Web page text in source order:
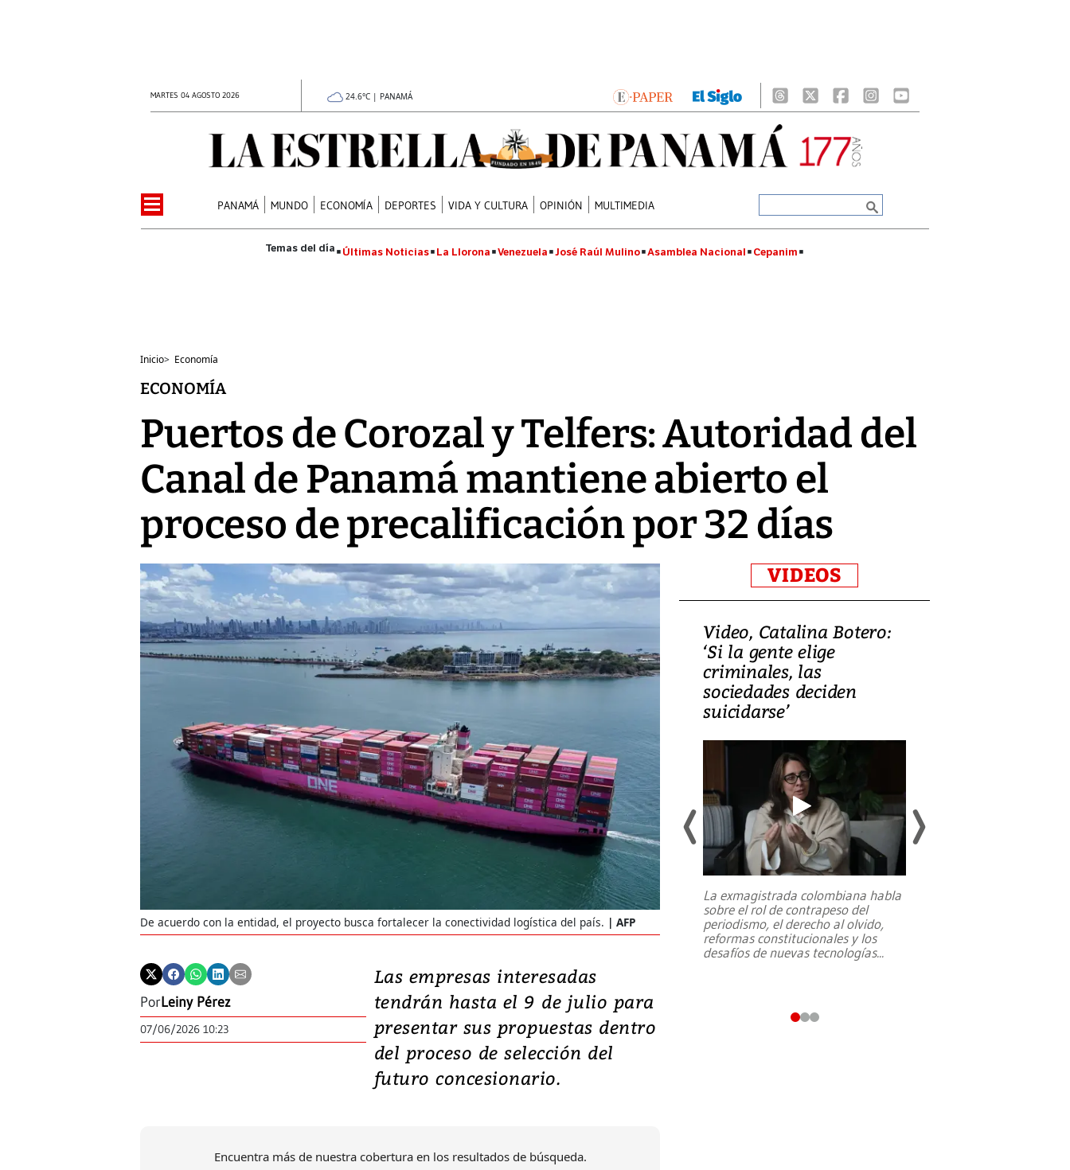
MARTES 04 AGOSTO 2026 24.6°C | PANAMÁ
PANAMÁ MUNDO ECONOMÍA DEPORTES VIDA Y CULTURA OPINIÓN MULTIMEDIA
Últimas Noticias La Llorona Venezuela José Raúl Mulino Asamblea Nacional Cepanim
Inicio> Economía
ECONOMÍA
Puertos de Corozal y Telfers: Autoridad del
Canal de Panamá mantiene abierto el
proceso de precalificación por 32 días
De acuerdo con la entidad, el proyecto busca fortalecer la conectividad logística del país. AFP
PorLeiny Pérez
07/06/2026 10:23
Las empresas interesadas
tendrán hasta el 9 de julio para
presentar sus propuestas dentro
del proceso de selección del
futuro concesionario.
Encuentra más de nuestra cobertura en los resultados de búsqueda.
VIDEOS
Video, Japón: Terremoto
deja heridos y graves
daños en Kumamoto
Un fuerte terremoto de magnitud
7,1 se registró este martes 28 de
julio en la prefectura de Kumamoto,
al sur de Japón, provocando una
emergencia de gran...
Video, Catalina Botero:
‘Si la gente elige
criminales, las
sociedades deciden
suicidarse’
La exmagistrada colombiana habla
sobre el rol de contrapeso del
periodismo, el derecho al olvido,
reformas constitucionales y los
desafíos de nuevas tecnologías...